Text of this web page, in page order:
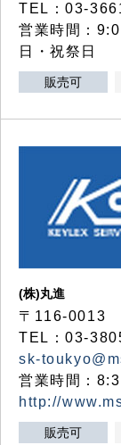
TEL：03-
営業時間：
日・祝祭日
販売可
(株)丸進
〒116-0013
TEL：03-
sk-
営業時間：
http://
販売可